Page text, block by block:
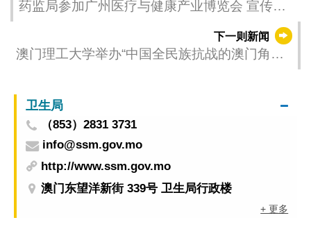
药监局参加广州医疗与健康产业博览会 宣传药
下一则新闻
澳门理工大学举办“中国全民族抗战的澳门角色
卫生局
（853）2831 3731
info@ssm.gov.mo
http://www.ssm.gov.mo
澳门东望洋新街 339号 卫生局行政楼
+ 更多